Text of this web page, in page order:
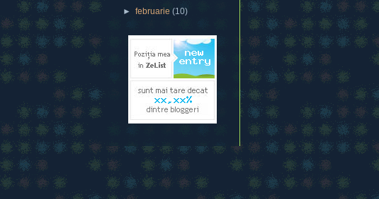
►februarie(10)